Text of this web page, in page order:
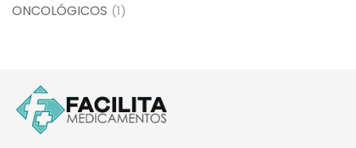
ONCOLÓGICOS (1)